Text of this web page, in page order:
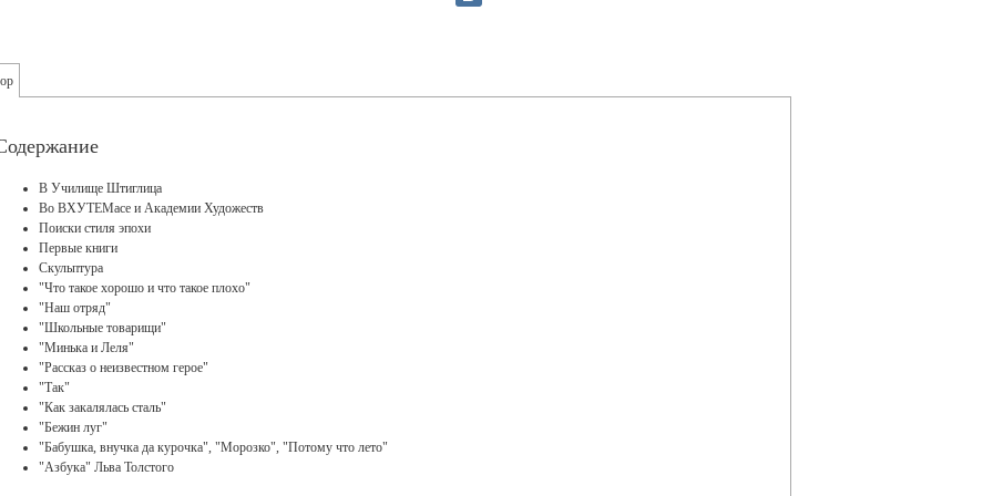
В Училище Штиглица
Во ВХУТЕМасе и Академии Художеств
Поиски стиля эпохи
Первые книги
Скульптура
"Что такое хорошо и что такое плохо"
"Наш отряд"
"Школьные товарищи"
"Минька и Леля"
"Рассказ о неизвестном герое"
"Так"
"Как закалялась сталь"
"Бежин луг"
"Бабушка, внучка да курочка", "Морозко", "Потому что лето"
"Азбука" Льва Толстого